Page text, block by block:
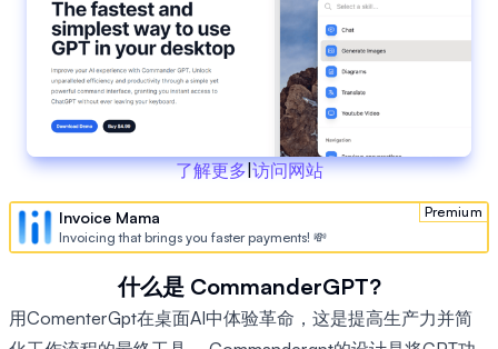
了解更多|访问网站
Premium
Invoice Mama
Invoicing that brings you faster payments! 💸
什么是 CommanderGPT?
用ComenterGpt在桌面AI中体验革命，这是提高生产力并简